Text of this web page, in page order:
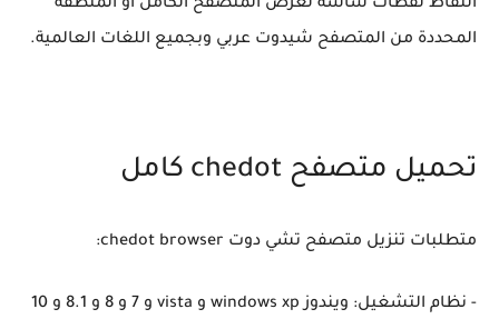
التقاط لقطات شاشة لعرض المتصفح الكامل أو المنطقة
المحددة من المتصفح شيدوت عربي وبجميع اللغات العالمية.
تحميل متصفح chedot كامل
متطلبات تنزيل متصفح تشي دوت chedot browser:
- نظام التشغيل: ويندوز windows xp و vista و 7 و 8 و 8.1 و 10